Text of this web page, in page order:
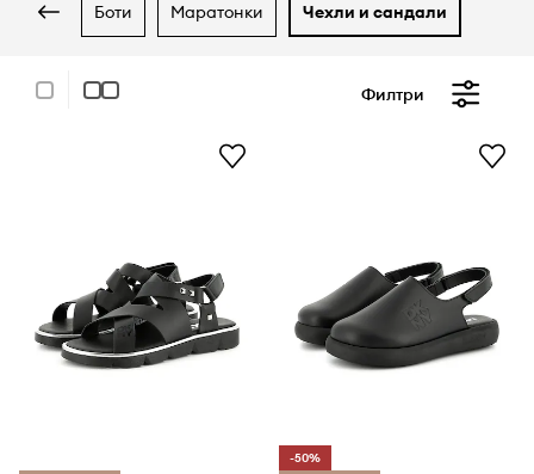
боти маратонки чехли и сандали
Филтри
-50%